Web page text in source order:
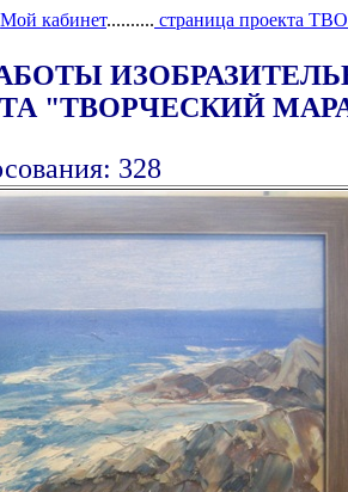
Мой кабинет.......... страница проекта
"ТВОРЧЕСКИЙ
328